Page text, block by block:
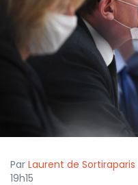
Par Laurent de Sortiraparis
19h15